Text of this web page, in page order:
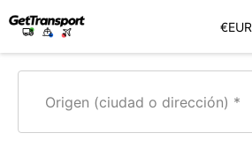
€EUR
Origen (ciudad o dirección)